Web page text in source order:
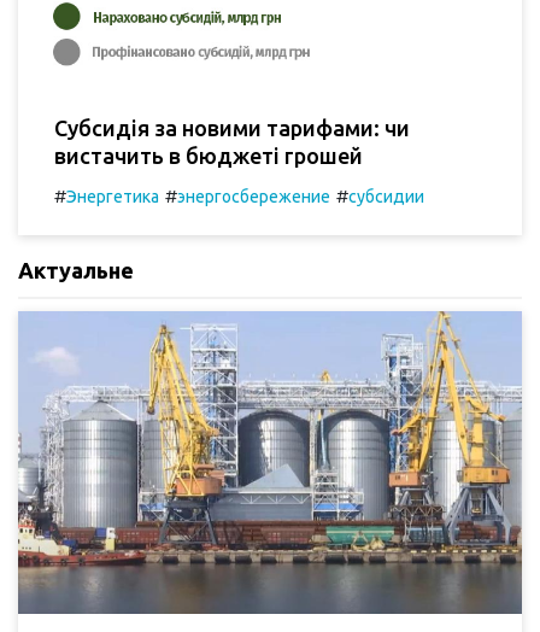
Субсидія за новими тарифами: чи
вистачить в бюджеті грошей
#Энергетика #энергосбережение #субсидии
Актуальне